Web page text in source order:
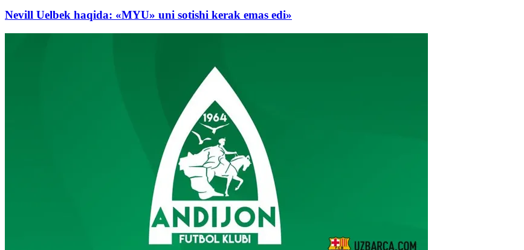
Nevill Uelbek haqida: «MYU» uni sotishi kerak emas edi»